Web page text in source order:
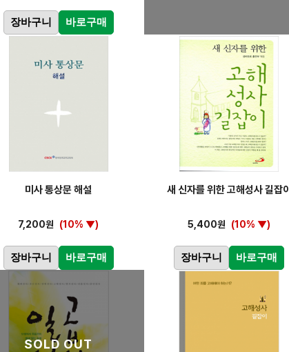
장바구니 바로구매
미사 통상문 해설
7,200원 (10% ▼)
장바구니 바로구매
새 신자를 위한 고해성사 길잡이
5,400원 (10% ▼)
장바구니 바로구매
SOLD OUT